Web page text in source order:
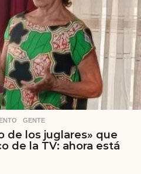
,GENTE
de los juglares» que
de la TV: ahora está